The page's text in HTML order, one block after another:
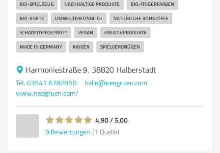
BIO-SPIELZEUG NACHHALTIGE PRODUKTE BIO-FINGERFARBEN
BIO-KNETE UMWELTFREUNDLICH NATÜRLICHE ROHSTOFFE
SCHADSTOFFGEPRÜFT VEGAN KREATIVPRODUKTE
MADE IN GERMANY KINDER SPIELVERGNÜGEN
Harmoniestraße 9, 38820 Halberstadt
Tel. 03941 6782030
hello@neogruen.com
www.neogruen.com/
4,90 / 5,00
9 Bewertungen (1 Quelle)